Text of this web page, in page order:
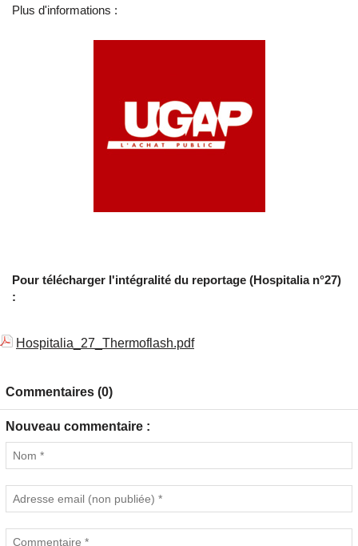
Plus d'informations :
Pour télécharger l'intégralité du reportage (Hospitalia n°27)
:
Hospitalia_27_Thermoflash.pdf
Commentaires (0)
Nouveau commentaire :